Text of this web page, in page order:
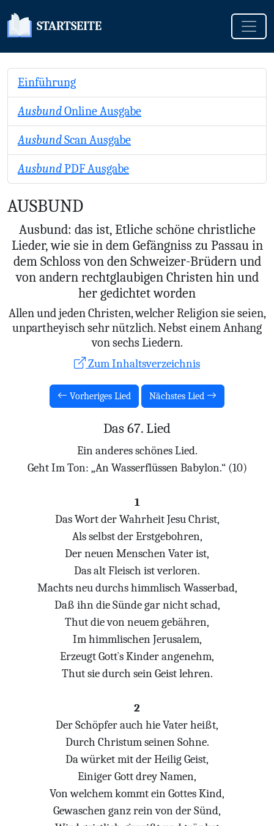
STARTSEITE
Einführung
AusbundOnline Ausgabe
AusbundScan Ausgabe
AusbundPDF Ausgabe
AUSBUND
Ausbund: das ist, Etliche schöne christliche
Lieder, wie sie in dem Gefängniss zu Passau in
dem Schloss von den Schweizer-Brüdern und
von andern rechtglaubigen Christen hin und
her gedichtet worden
Allen und jeden Christen, welcher Religion sie seien,
unpartheyisch sehr nützlich. Nebst einem Anhang
von sechs Liedern.
Zum Inhaltsverzeichnis
Vorheriges Lied Nächstes Lied
Das 67. Lied
Ein anderes schönes Lied.
Geht Im Ton: „An Wasserflüssen Babylon.“ (10)
1
Das Wort der Wahrheit Jesu Christ,
Als selbst der Erstgebohren,
Der neuen Menschen Vater ist,
Das alt Fleisch ist verloren.
Machts neu durchs himmlisch Wasserbad,
Daß ihn die Sünde gar nicht schad,
Thut die von neuem gebähren,
Im himmlischen Jerusalem,
Erzeugt Gott`s Kinder angenehm,
Thut sie durch sein Geist lehren.
2
Der Schöpfer auch hie Vater heißt,
Durch Christum seinen Sohne.
Da würket mit der Heilig Geist,
Einiger Gott drey Namen,
Von welchem kommt ein Gottes Kind,
Gewaschen ganz rein von der Sünd,